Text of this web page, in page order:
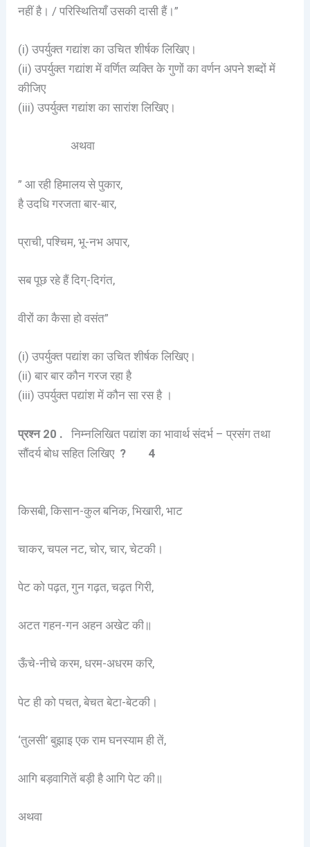
नहीं है। / परिस्थितियाँ उसकी दासी हैं।”
(i) उपर्युक्त गद्यांश का उचित शीर्षक लिखिए।
(ii) उपर्युक्त गद्यांश में वर्णित व्यक्ति के गुणों का वर्णन अपने शब्दों में
कीजिए
(iii) उपर्युक्त गद्यांश का सारांश लिखिए।
अथवा
” आ रही हिमालय से पुकार,
है उदधि गरजता बार-बार,
प्राची, पश्चिम, भू-नभ अपार,
सब पूछ रहे हैं दिग्-दिगंत,
वीरों का कैसा हो वसंत”
(i) उपर्युक्त पद्यांश का उचित शीर्षक लिखिए।
(ii) बार बार कौन गरज रहा है
(iii) उपर्युक्त पद्यांश में कौन सा रस है ।
प्रश्न 20 .
निम्नलिखित पद्यांश का भावार्थ संदर्भ – प्रसंग तथा
सौंदर्य बोध सहित लिखिए? 4
किसबी, किसान-कुल बनिक, भिखारी, भाट
चाकर, चपल नट, चोर, चार, चेटकी।
पेट को पढ़त, गुन गढ़त, चढ़त गिरी,
अटत गहन-गन अहन अखेट की॥
ऊँचे-नीचे करम, धरम-अधरम करि,
पेट ही को पचत, बेचत बेटा-बेटकी।
‘तुलसी’ बुझाइ एक राम घनस्याम ही तें,
आगि बड़वागितें बड़ी है आगि पेट की॥
अथवा